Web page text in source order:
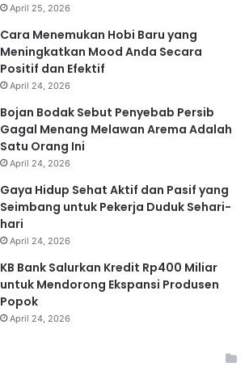
April 25, 2026
Cara Menemukan Hobi Baru yang
Meningkatkan Mood Anda Secara
Positif dan Efektif
April 24, 2026
Bojan Bodak Sebut Penyebab Persib
Gagal Menang Melawan Arema Adalah
Satu Orang Ini
April 24, 2026
Gaya Hidup Sehat Aktif dan Pasif yang
Seimbang untuk Pekerja Duduk Sehari-
hari
April 24, 2026
KB Bank Salurkan Kredit Rp400 Miliar
untuk Mendorong Ekspansi Produsen
Popok
April 24, 2026